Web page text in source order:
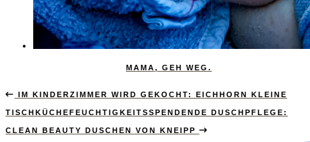
MAMA, GEH WEG.
IM KINDERZIMMER WIRD GEKOCHT: EICHHORN KLEINE
TISCHKÜCHEFEUCHTIGKEITSSPENDENDE DUSCHPFLEGE:
CLEAN BEAUTY DUSCHEN VON KNEIPP